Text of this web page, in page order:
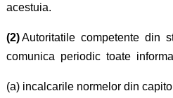
acestuia.
(2)Autoritatile competente din
comunica periodic toate
(a) incalcarile normelor din